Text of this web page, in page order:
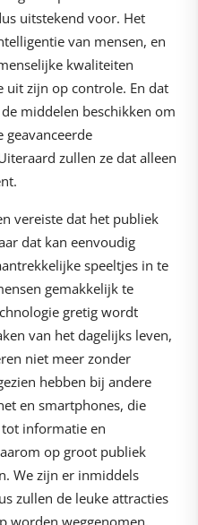
uitstekend voor. Het
van mensen, en
kwaliteiten
uit zijn op controle. En dat
middelen beschikken om
zullen ze dat alleen
vereiste dat het publiek
dat kan eenvoudig
speeltjes in te
gemakkelijk te
gretig wordt
van het dagelijks leven,
niet meer zonder
hebben bij andere
en smartphones, die
informatie en
op groot publiek
We zijn er inmiddels
zullen de leuke attracties